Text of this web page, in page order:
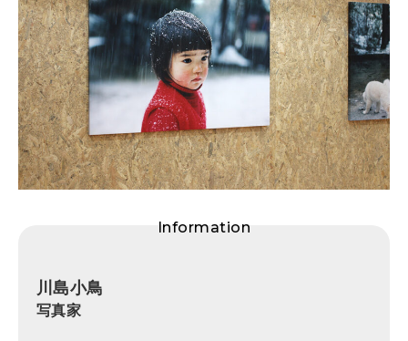
Information
川島小鳥
写真家